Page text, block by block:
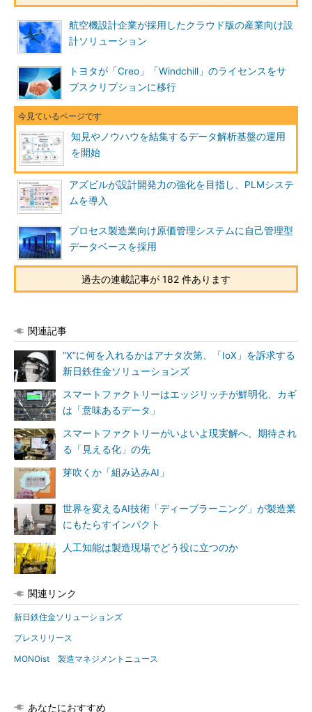
航空機設計企業が採用したクラウド版の産業向け設
計ソリューション
トヨタが「Creo」「Windchill」のライセンスをサ
ブスクリプションに移行
知見やノウハウを結集するデータ解析基盤の運用
を開始
アズビルが設計開発力の強化を目指し、PLMシステ
ムを導入
プロセス製造業向け原価管理システムに自己管理型
データベースを採用
過去の連載記事が 182 件あります
関連記事
“X”に何を入れるかはアナタ次第、「IoX」を訴求する
新日鉄住金ソリューションズ
スマートファクトリーはエッジリッチが鮮明化、カギ
は「意味あるデータ」
スマートファクトリーがいよいよ現実解へ、期待され
る「見える化」の先
芽吹くか「組み込みAI」
世界を変えるAI技術「ディープラーニング」が製造業
にもたらすインパクト
人工知能は製造現場でどう役に立つのか
関連リンク
新日鉄住金ソリューションズ
プレスリリース
MONOist 製造マネジメントニュース
あなたにおすすめ